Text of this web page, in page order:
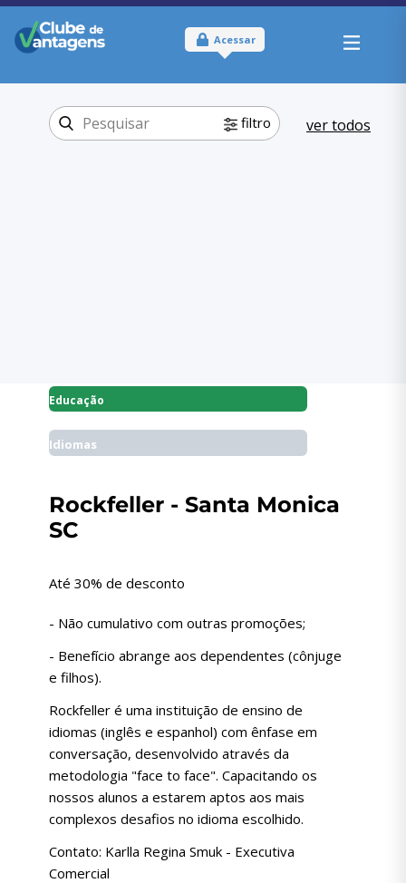
Acessar
filtro ver todos
Educação
Idiomas
Rockfeller - Santa Monica
SC
Até 30% de desconto
- Não cumulativo com outras promoções;
- Benefício abrange aos dependentes (cônjuge
e filhos).
Rockfeller é uma instituição de ensino de
idiomas (inglês e espanhol) com ênfase em
conversação, desenvolvido através da
metodologia "face to face". Capacitando os
nossos alunos a estarem aptos aos mais
complexos desafios no idioma escolhido.
Contato: Karlla Regina Smuk - Executiva
Comercial